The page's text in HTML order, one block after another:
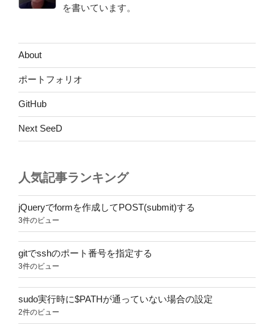
を書いています。
About
ポートフォリオ
GitHub
Next SeeD
人気記事ランキング
jQueryでformを作成してPOST(submit)する
3件のビュー
gitでsshのポート番号を指定する
3件のビュー
sudo実行時に$PATHが通っていない場合の設定
2件のビュー